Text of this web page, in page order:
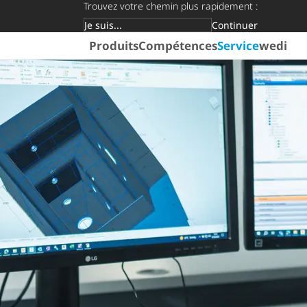
Trouvez votre chemin plus rapidement :
Groupe cible
Continuer
ProduitsCompétencesServicewedi